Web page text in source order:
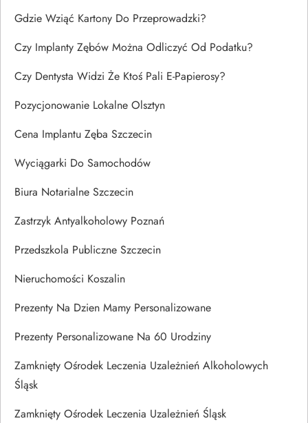
Gdzie Wziąć Kartony Do Przeprowadzki?
Czy Implanty Zębów Można Odliczyć Od Podatku?
Czy Dentysta Widzi Że Ktoś Pali E-Papierosy?
Pozycjonowanie Lokalne Olsztyn
Cena Implantu Zęba Szczecin
Wyciągarki Do Samochodów
Biura Notarialne Szczecin
Zastrzyk Antyalkoholowy Poznań
Przedszkola Publiczne Szczecin
Nieruchomości Koszalin
Prezenty Na Dzien Mamy Personalizowane
Prezenty Personalizowane Na 60 Urodziny
Zamknięty Ośrodek Leczenia Uzależnień Alkoholowych
Śląsk
Zamknięty Ośrodek Leczenia Uzależnień Śląsk